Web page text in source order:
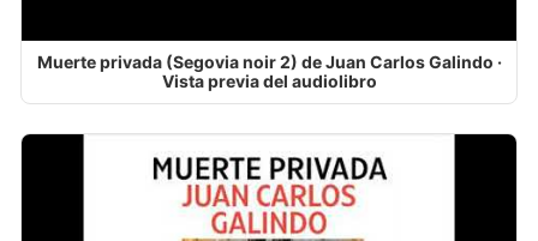
Muerte privada (Segovia noir 2) de Juan Carlos Galindo ·
Vista previa del audiolibro